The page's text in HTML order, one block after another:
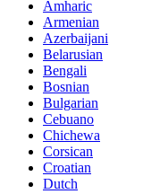
Amharic
Armenian
Azerbaijani
Belarusian
Bengali
Bosnian
Bulgarian
Cebuano
Chichewa
Corsican
Croatian
Dutch